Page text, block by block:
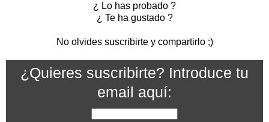
¿ Lo has probado ?
¿ Te ha gustado ?
No olvides suscribirte y compartirlo ;)
¿Quieres suscribirte? Introduce tu
email aquí: